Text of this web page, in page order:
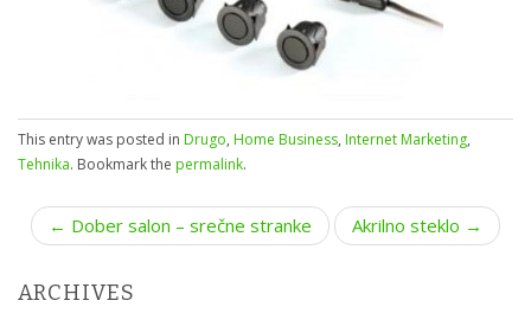
This entry was posted in Drugo, Home Business, Internet Marketing,
Tehnika. Bookmark the permalink.
P
s
← Dober salon – srečne stranke Akrilno steklo →
ARCHIVES